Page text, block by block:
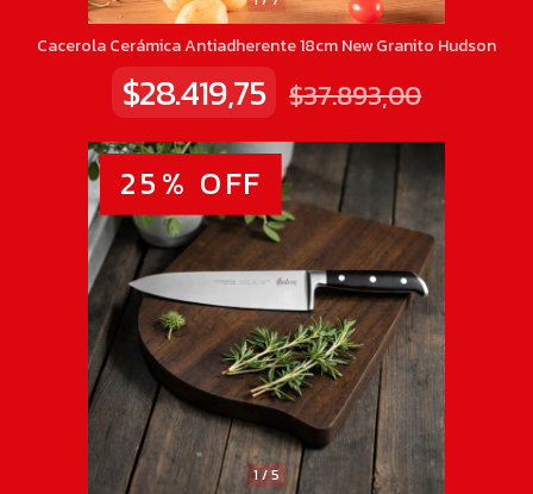
Cacerola Cerámica Antiadherente 18cm New Granito Hudson
$28.419,75 $37.893,00
1/5
25% OFF